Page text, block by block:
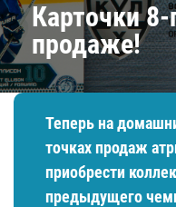
Карточки
продаже!
Теперь на
точках продаж
приобрести
предыдущего